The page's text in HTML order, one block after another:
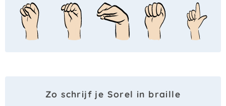
Zo schrijf je Sorel in braille